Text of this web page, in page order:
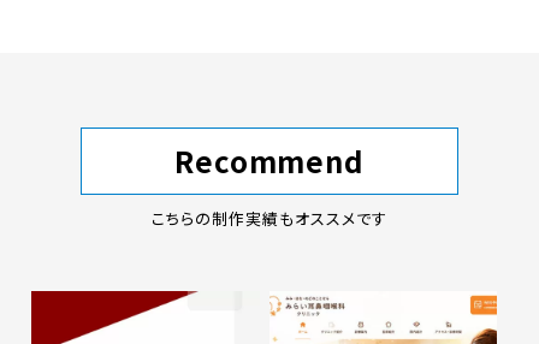
Recommend
こちらの制作実績もオススメです